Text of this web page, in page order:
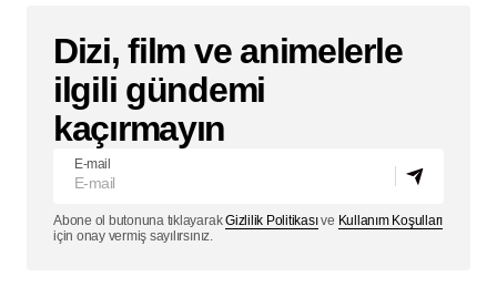
Dizi, film ve animelerle
ilgili gündemi
kaçırmayın
E-mail
Abone ol butonuna tıklayarakGizlilik Politikasıve Kullanım Koşulları
için onay vermiş sayılırsınız.